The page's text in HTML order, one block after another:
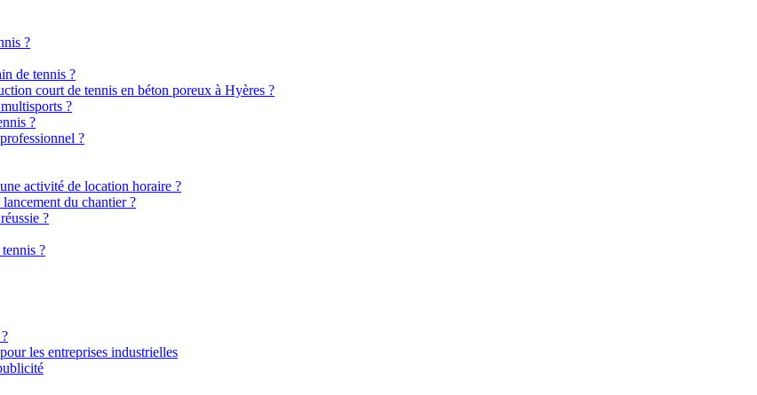
?
de tennis ?
court de tennis en béton poreux à Hyères ?
?
?
?
activité de location horaire ?
du chantier ?
?
?
les entreprises industrielles